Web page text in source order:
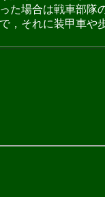
た場合は戦車部隊
，それに装甲車や